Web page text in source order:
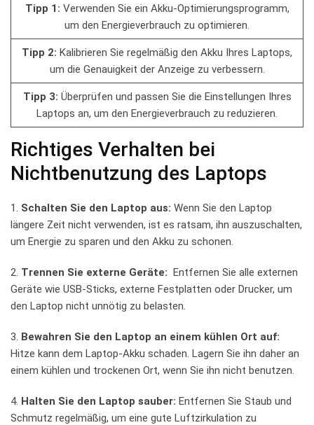
Tipp 1: Verwenden Sie ein Akku-Optimierungsprogramm,
um den Energieverbrauch zu optimieren.
Tipp 2: Kalibrieren Sie ⁢regelmäßig den Akku⁣ Ihres Laptops,
um die Genauigkeit ​der Anzeige zu verbessern.
Tipp ​3: ‍Überprüfen ⁤und passen Sie die‌ Einstellungen ‍Ihres
Laptops an, um den Energieverbrauch⁤ zu reduzieren.
Richtiges Verhalten bei
Nichtbenutzung des Laptops
1.‍ Schalten Sie den ‍Laptop aus: Wenn‌ Sie den Laptop⁤
längere Zeit nicht verwenden, ist es ‍ratsam, ihn auszuschalten,
um Energie zu sparen​ und den Akku zu schonen.
2. Trennen⁤ Sie externe‍ Geräte: ‍ Entfernen⁤ Sie alle externen
Geräte⁤ wie USB-Sticks, ‍externe⁤ Festplatten ​oder Drucker, um⁣
den Laptop nicht⁢ unnötig zu belasten.
3. Bewahren Sie den Laptop an⁤ einem kühlen‌ Ort auf:
Hitze kann dem Laptop-Akku ‌schaden. Lagern Sie ⁤ihn ⁢daher an⁢
einem ‍kühlen‌ und ⁣trockenen Ort, wenn‌ Sie ihn ⁣nicht⁤ benutzen.
4. Halten Sie den Laptop‌ sauber: Entfernen⁢ Sie Staub​ und
Schmutz regelmäßig, um eine ‌gute Luftzirkulation ‍zu